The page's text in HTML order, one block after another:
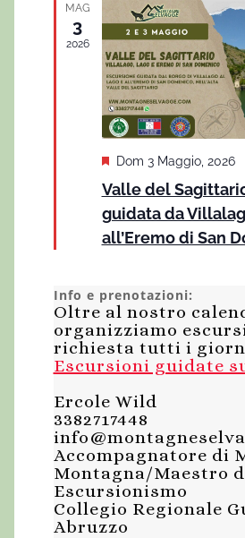
i
MAG
3
2026
S
g
n
a
l
i
Dom 3 Maggio, 2026
Valle del
guidata da
all’Eremo di San
Info e prenotazioni:
Oltre al nostro
organizziamo
richiesta tutti i
Escursioni guidate
Ercole Wild
3382717448
Accompagnatore di
Montagna/Maestro
Escursionismo
Collegio Regionale
Abruzzo